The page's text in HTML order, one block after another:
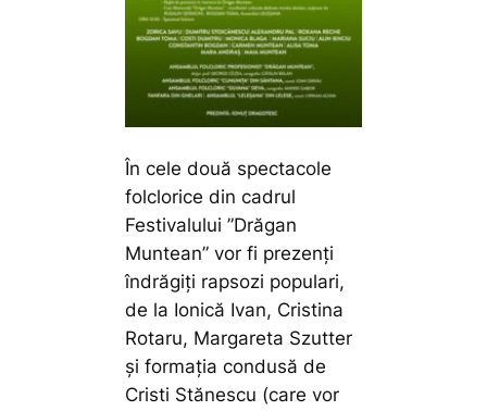
În cele două spectacole
folclorice din cadrul
Festivalului ”Drăgan
Muntean” vor fi prezenți
îndrăgiți rapsozi populari,
de la Ionică Ivan, Cristina
Rotaru, Margareta Szutter
și formația condusă de
Cristi Stănescu (care vor